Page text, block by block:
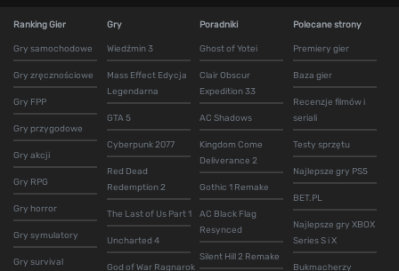
Ranking Gier
Gry samochodowe
Gry zręcznościowe
Gry FPP
Gry przygodowe
Gry akcji
Gry RPG
Gry horror
Gry symulatory
Gry survival
Gry
Wiedźmin 3
Mass Effect Edycja
Legendarna
GTA 5
Cyberpunk 2077
Red Dead
Redemption 2
The Last of Us Part 1
Uncharted 4
God of War Ragnarok
Poradniki
Ghost of Yotei
Clair Obscur
Expedition 33
AC Shadows
Kingdom Come
Deliverance 2
Gothic 1 Remake
AC Black Flag
Resynced
Silent Hill 2 Remake
Polecane strony
Premiery gier
Baza gier
Recenzje filmów i
seriali
Testy sprzętu
Najlepsze gry PS5
BET.PL
Najlepsze gry XBOX
Series S i X
Bukmacherzy